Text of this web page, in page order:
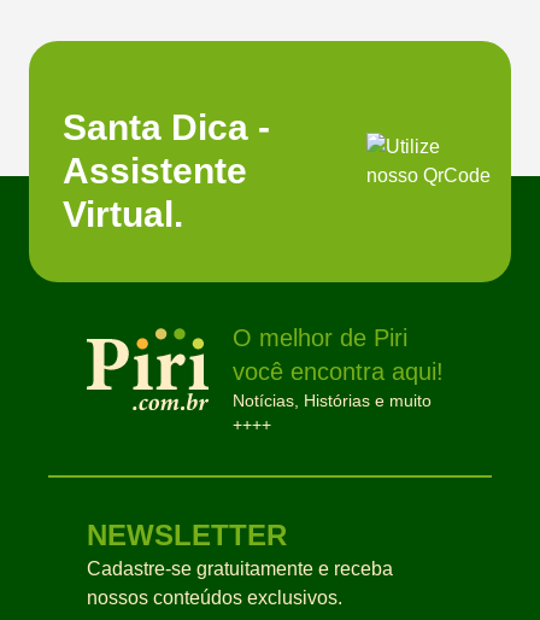
Santa Dica -
Assistente
Virtual.
O melhor de Piri
você encontra aqui!
Notícias, Histórias e muito
++++
NEWSLETTER
Cadastre-se gratuitamente e receba
nossos conteúdos exclusivos.